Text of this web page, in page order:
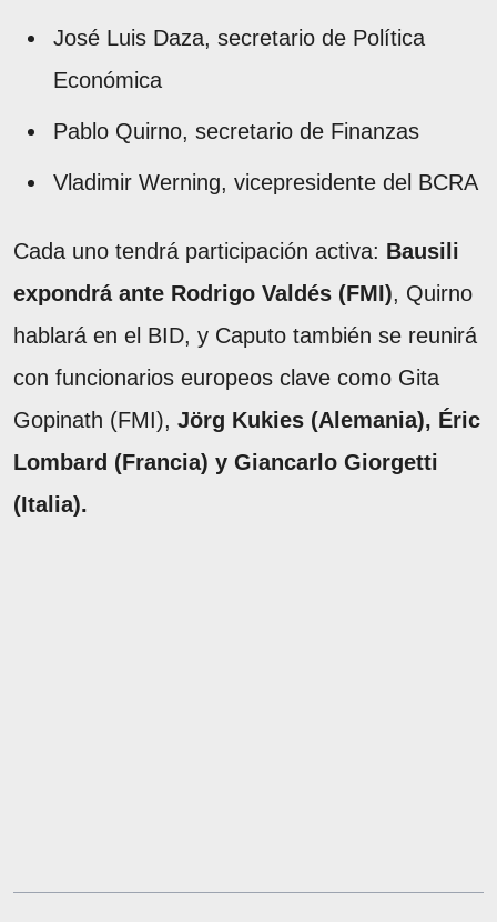
José Luis Daza, secretario de Política
Económica
Pablo Quirno, secretario de Finanzas
Vladimir Werning, vicepresidente del BCRA
Cada uno tendrá participación activa: Bausili
expondrá ante Rodrigo Valdés (FMI), Quirno
hablará en el BID, y Caputo también se reunirá
con funcionarios europeos clave como Gita
Gopinath (FMI), Jörg Kukies (Alemania), Éric
Lombard (Francia) y Giancarlo Giorgetti
(Italia).